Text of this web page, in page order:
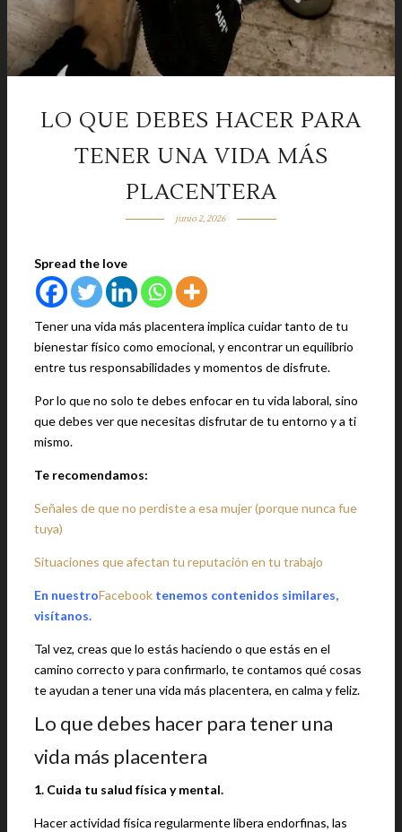
LO QUE DEBES HACER PARA
TENER UNA VIDA MÁS
PLACENTERA
junio 2, 2026
Spread the love
Tener una vida más placentera implica cuidar tanto de tu
bienestar físico como emocional, y encontrar un equilibrio
entre tus responsabilidades y momentos de disfrute.
Por lo que no solo te debes enfocar en tu vida laboral, sino
que debes ver que necesitas disfrutar de tu entorno y a ti
mismo.
Te recomendamos:
Señales de que no perdiste a esa mujer (porque nunca fue
tuya)
Situaciones que afectan tu reputación en tu trabajo
En nuestroFacebook tenemos contenidos similares,
visítanos.
Tal vez, creas que lo estás haciendo o que estás en el
camino correcto y para confirmarlo, te contamos qué cosas
te ayudan a tener una vida más placentera, en calma y feliz.
Lo que debes hacer para tener una
vida más placentera
1. Cuida tu salud física y mental.
Hacer actividad física regularmente libera endorfinas, las